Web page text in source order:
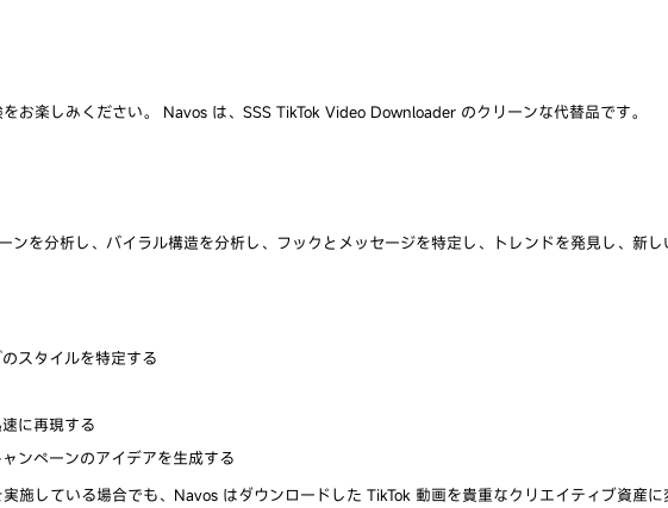
お楽しみください。 Navos は、SSS TikTok Video Downloader のクリーンな代替品です。
を分析し、バイラル構造を分析し、フックとメッセージを特定し、トレンドを発見し、新し
スタイルを特定する
に再現する
ンペーンのアイデアを生成する
施している場合でも、Navos はダウンロードした TikTok 動画を貴重なクリエイティブ資産に